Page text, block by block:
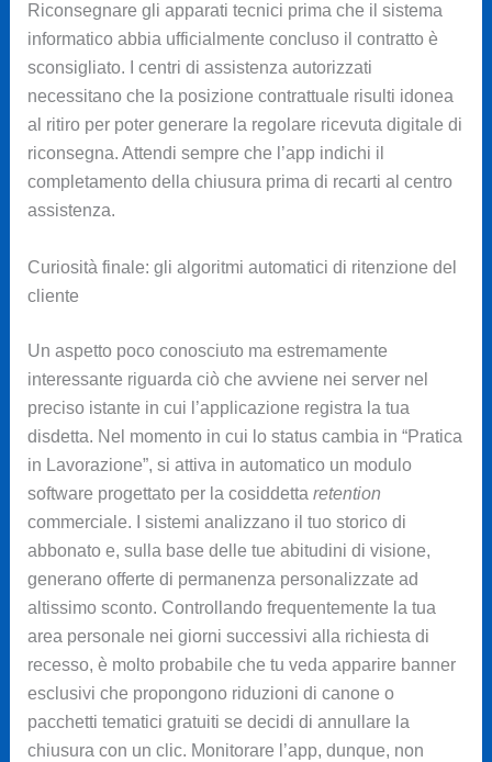
Riconsegnare gli apparati tecnici prima che il sistema
informatico abbia ufficialmente concluso il contratto è
sconsigliato. I centri di assistenza autorizzati
necessitano che la posizione contrattuale risulti idonea
al ritiro per poter generare la regolare ricevuta digitale di
riconsegna. Attendi sempre che l’app indichi il
completamento della chiusura prima di recarti al centro
assistenza.
Curiosità finale: gli algoritmi automatici di ritenzione del
cliente
Un aspetto poco conosciuto ma estremamente
interessante riguarda ciò che avviene nei server nel
preciso istante in cui l’applicazione registra la tua
disdetta. Nel momento in cui lo status cambia in “Pratica
in Lavorazione”, si attiva in automatico un modulo
software progettato per la cosiddetta retention
commerciale. I sistemi analizzano il tuo storico di
abbonato e, sulla base delle tue abitudini di visione,
generano offerte di permanenza personalizzate ad
altissimo sconto. Controllando frequentemente la tua
area personale nei giorni successivi alla richiesta di
recesso, è molto probabile che tu veda apparire banner
esclusivi che propongono riduzioni di canone o
pacchetti tematici gratuiti se decidi di annullare la
chiusura con un clic. Monitorare l’app, dunque, non